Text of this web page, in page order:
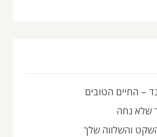
– החיים הטובים
שלא נחה
והשלווה שלך